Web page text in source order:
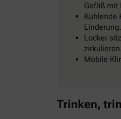
Gefäß mit
Kühlende
Locker
zirkulieren.
Mobile
Trinken,